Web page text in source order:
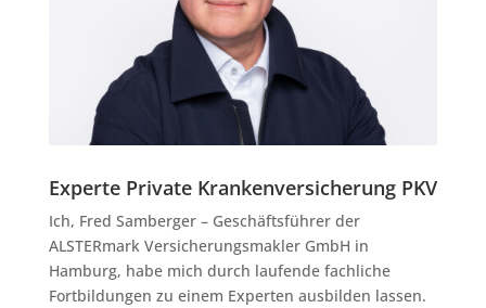
Experte Private Krankenversicherung PKV
Ich, Fred Samberger – Geschäftsführer der
ALSTERmark Versicherungsmakler GmbH in
Hamburg, habe mich durch laufende fachliche
Fortbildungen zu einem Experten ausbilden lassen.